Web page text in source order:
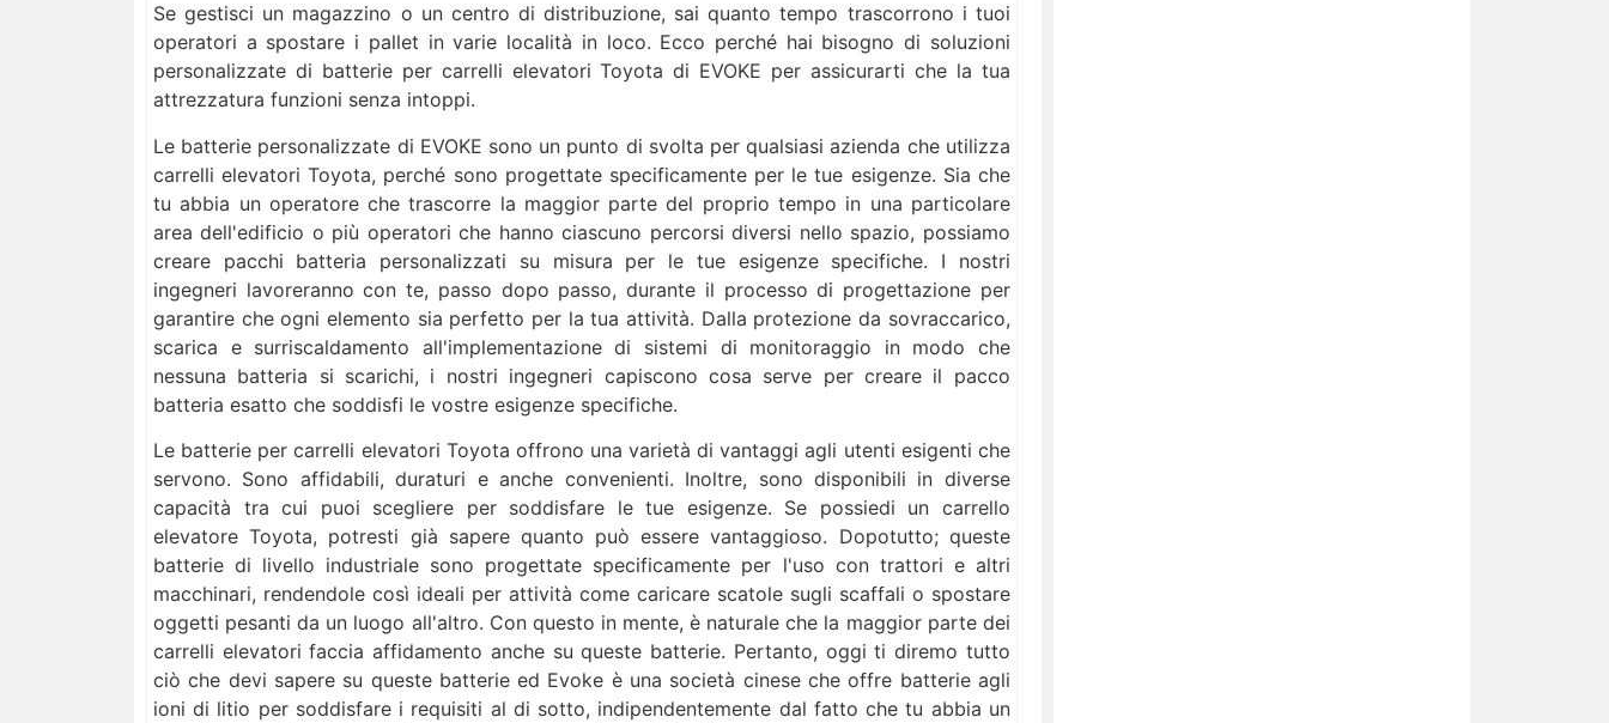
Se gestisci un magazzino o un centro di distribuzione, sai quanto tempo trascorrono i tuoi
operatori a spostare i pallet in varie località in loco. Ecco perché hai bisogno di soluzioni
personalizzate di batterie per carrelli elevatori Toyota di EVOKE per assicurarti che la tua
attrezzatura funzioni senza intoppi.
Le batterie personalizzate di EVOKE sono un punto di svolta per qualsiasi azienda che utilizza
carrelli elevatori Toyota, perché sono progettate specificamente per le tue esigenze. Sia che
tu abbia un operatore che trascorre la maggior parte del proprio tempo in una particolare
area dell'edificio o più operatori che hanno ciascuno percorsi diversi nello spazio, possiamo
creare pacchi batteria personalizzati su misura per le tue esigenze specifiche. I nostri
ingegneri lavoreranno con te, passo dopo passo, durante il processo di progettazione per
garantire che ogni elemento sia perfetto per la tua attività. Dalla protezione da sovraccarico,
scarica e surriscaldamento all'implementazione di sistemi di monitoraggio in modo che
nessuna batteria si scarichi, i nostri ingegneri capiscono cosa serve per creare il pacco
batteria esatto che soddisfi le vostre esigenze specifiche.
Le batterie per carrelli elevatori Toyota offrono una varietà di vantaggi agli utenti esigenti che
servono. Sono affidabili, duraturi e anche convenienti. Inoltre, sono disponibili in diverse
capacità tra cui puoi scegliere per soddisfare le tue esigenze. Se possiedi un carrello
elevatore Toyota, potresti già sapere quanto può essere vantaggioso. Dopotutto; queste
batterie di livello industriale sono progettate specificamente per l'uso con trattori e altri
macchinari, rendendole così ideali per attività come caricare scatole sugli scaffali o spostare
oggetti pesanti da un luogo all'altro. Con questo in mente, è naturale che la maggior parte dei
carrelli elevatori faccia affidamento anche su queste batterie. Pertanto, oggi ti diremo tutto
ciò che devi sapere su queste batterie ed Evoke è una società cinese che offre batterie agli
ioni di litio per soddisfare i requisiti al di sotto, indipendentemente dal fatto che tu abbia un